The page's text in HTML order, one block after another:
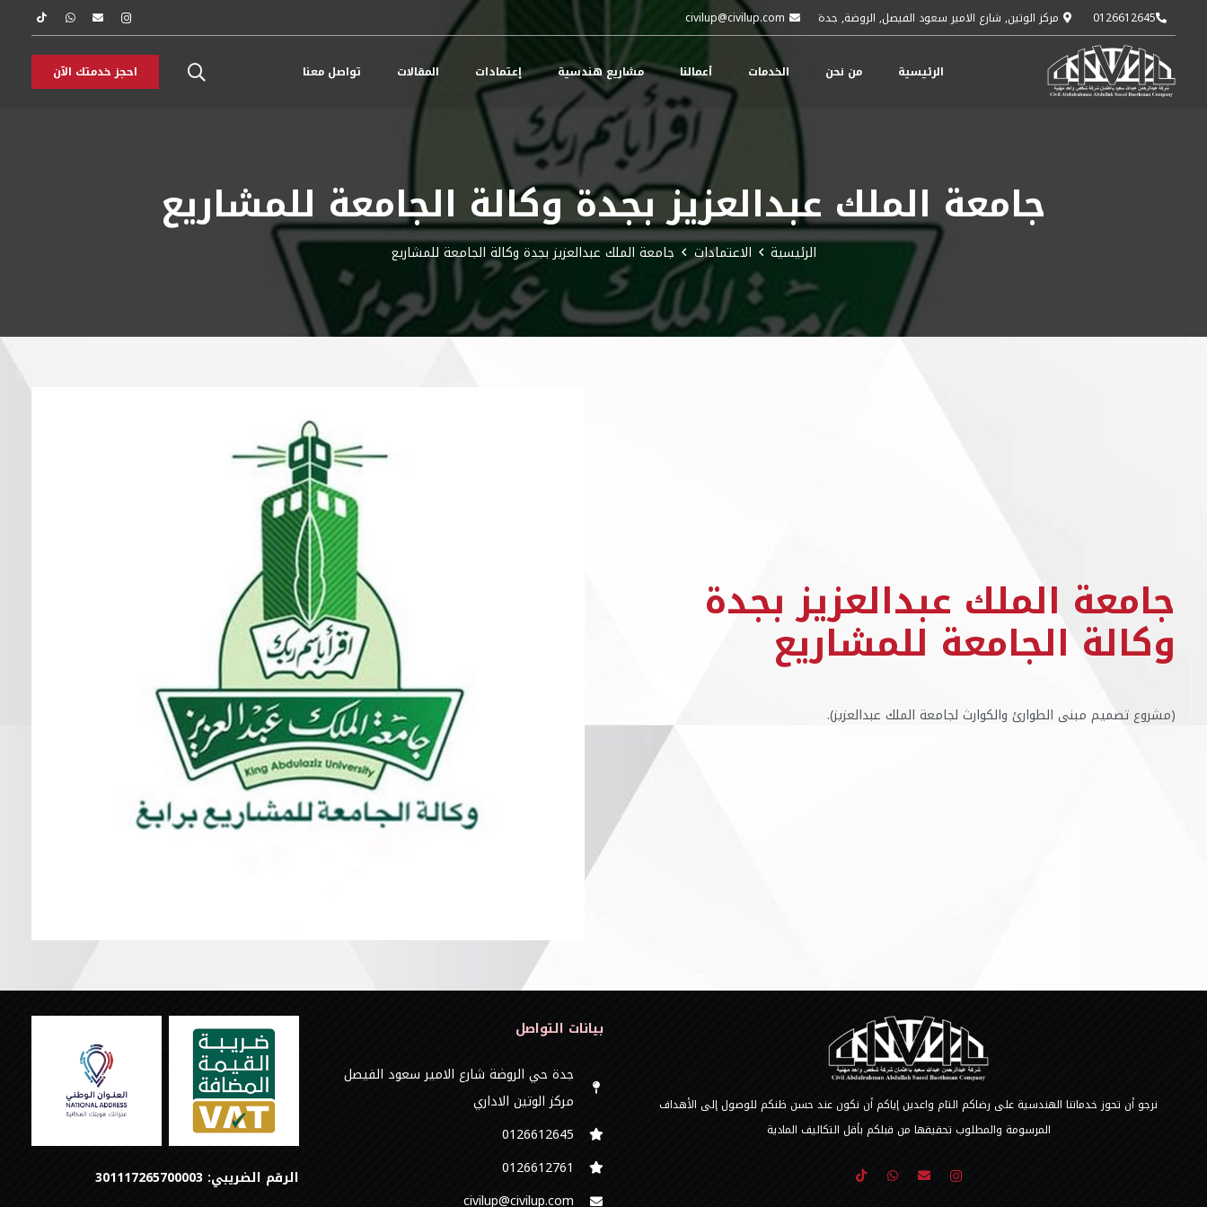
0126612645 مركز الوتين, شارع الامير سعود الفيصل, الروضة, جدة civilup@civilup.com
الرئيسية من نحن الخدمات أعمالنا مشاريع هندسية إعتمادات المقالات تواصل معنا احجز خدمتك الآن
جامعة الملك عبدالعزيز بجدة وكالة الجامعة للمشاريع
الرئيسية الاعتمادات جامعة الملك عبدالعزيز بجدة وكالة الجامعة للمشاريع
جامعة الملك عبدالعزيز بجدة
وكالة الجامعة للمشاريع
(مشروع تصميم مبنى الطوارئ والكوارث لجامعة الملك عبدالعزيز).
نرجو أن تحوز خدماتنا الهندسية على رضاكم التام واعدين إياكم أن نكون عند حسن ظنكم للوصول إلى الأهداف
المرسومة والمطلوب تحقيقها من قبلكم بأقل التكاليف المادية
بيانات التواصل
جدة حي الروضة شارع الامير سعود الفيصل
مركز الوتين الاداري
0126612645‬
‭0126612761
civilup@civilup.com
الرقم الضريبي: 301117265700003